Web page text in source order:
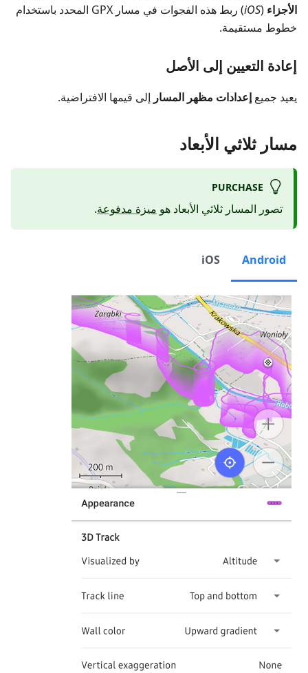
الأجزاء (
iOS
) ربط هذه الفجوات في مسار GPX المحدد باستخدام
خطوط مستقيمة.
إعادة التعيين إلى الأصل
يعيد جميع إعدادات مظهر المسار إلى قيمها الافتراضية.
مسار ثلاثي الأبعاد
PURCHASE
تصور المسار ثلاثي الأبعاد هو ميزة مدفوعة.
Android
iOS